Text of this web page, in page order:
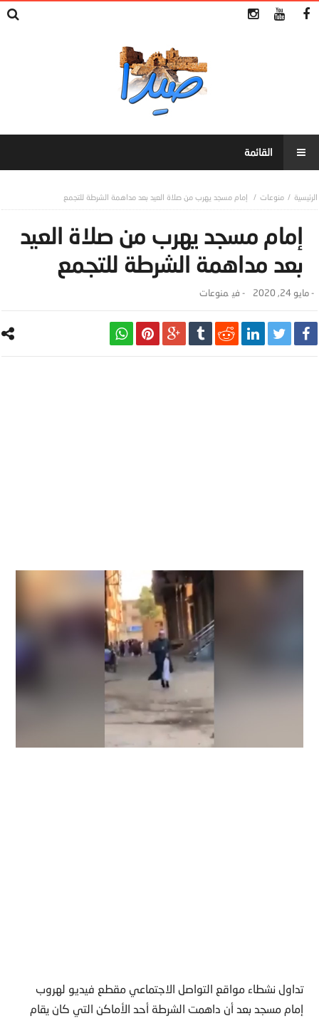
منوعات إمام مسجد يهرب من صلاة العيد بعد مداهمة الشرطة للتجمع
إمام مسجد يهرب من صلاة العيد
بعد مداهمة الشرطة للتجمع
-مايو 24, 2020 - ‎في منوعات
تداول نشطاء مواقع التواصل الاجتماعي مقطع فيديو لهروب
إمام مسجد بعد أن داهمت الشرطة أحد الأماكن التي كان يقام